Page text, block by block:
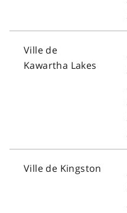
Ville de
Kawartha Lakes
Ville de Kingston